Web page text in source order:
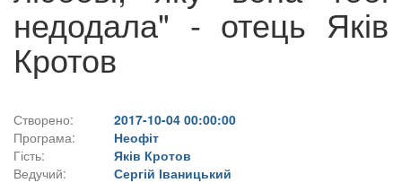
недодала" - отець Яків
Кротов
Створено:
2017-10-04 00:00:00
Програма:
Неофіт
Гість:
Яків Кротов
Ведучий:
Сергій Іваницький